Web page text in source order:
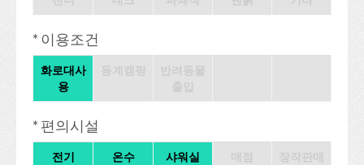
* 이용조건
화로대사
용
* 편의시설
전기 온수 샤워실